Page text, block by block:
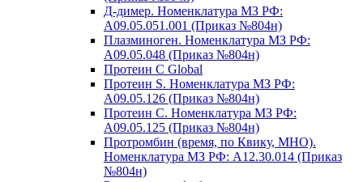
Д-димер. Номенклатура МЗ РФ:
A09.05.051.001 (Приказ №804н)
Плазминоген. Номенклатура МЗ РФ:
A09.05.048 (Приказ №804н)
Протеин C Global
Протеин S. Номенклатура МЗ РФ:
A09.05.126 (Приказ №804н)
Протеин С. Номенклатура МЗ РФ:
A09.05.125 (Приказ №804н)
Протромбин (время, по Квику, МНО).
Номенклатура МЗ РФ: A12.30.014 (Приказ
№804н)